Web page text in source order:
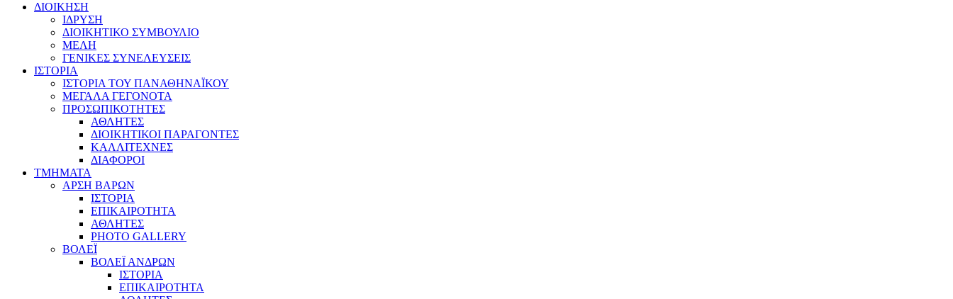
ΔΙΟΙΚΗΣΗ
ΙΔΡΥΣΗ
ΔΙΟΙΚΗΤΙΚΟ ΣΥΜΒΟΥΛΙΟ
ΜΕΛΗ
ΓΕΝΙΚΕΣ ΣΥΝΕΛΕΥΣΕΙΣ
ΙΣΤΟΡΙΑ
ΙΣΤΟΡΙΑ ΤΟΥ ΠΑΝΑΘΗΝΑΪΚΟΥ
ΜΕΓΑΛΑ ΓΕΓΟΝΟΤΑ
ΠΡΟΣΩΠΙΚΟΤΗΤΕΣ
ΑΘΛΗΤΕΣ
ΔΙΟΙΚΗΤΙΚΟΙ ΠΑΡΑΓΟΝΤΕΣ
ΚΑΛΛΙΤΕΧΝΕΣ
ΔΙΑΦΟΡΟΙ
ΤΜΗΜΑΤΑ
ΑΡΣΗ ΒΑΡΩΝ
ΙΣΤΟΡΙΑ
ΕΠΙΚΑΙΡΟΤΗΤΑ
ΑΘΛΗΤΕΣ
PHOTO GALLERY
ΒΟΛΕΪ
ΒΟΛΕΪ ΑΝΔΡΩΝ
ΙΣΤΟΡΙΑ
ΕΠΙΚΑΙΡΟΤΗΤΑ